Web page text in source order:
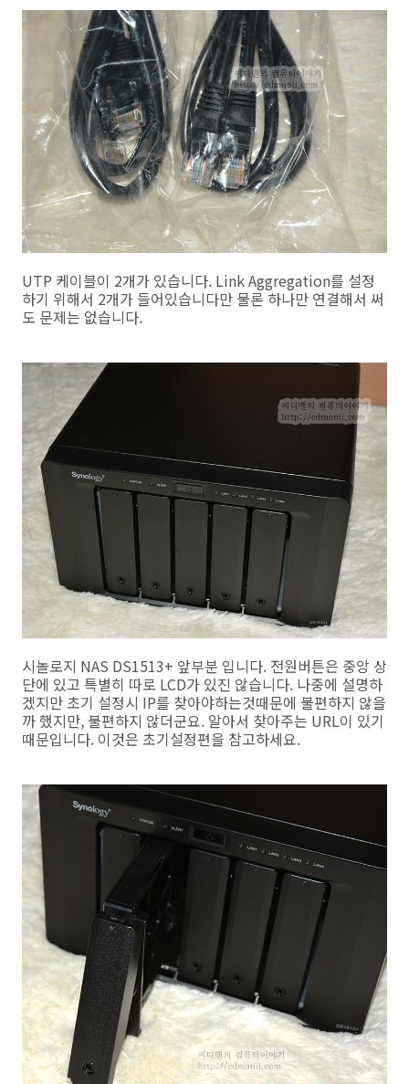
UTP 케이블이 2개가 있습니다. Link Aggregation를 설정
하기 위해서 2개가 들어있습니다만 물론 하나만 연결해서 써
도 문제는 없습니다.
시놀로지 NAS DS1513+ 앞부분 입니다. 전원버튼은 중앙 상
단에 있고 특별히 따로 LCD가 있진 않습니다. 나중에 설명하
겠지만 초기 설정시 IP를 찾아야하는것때문에 불편하지 않을
까 했지만, 불편하지 않더군요. 알아서 찾아주는 URL이 있기
때문입니다. 이것은 초기설정편을 참고하세요.